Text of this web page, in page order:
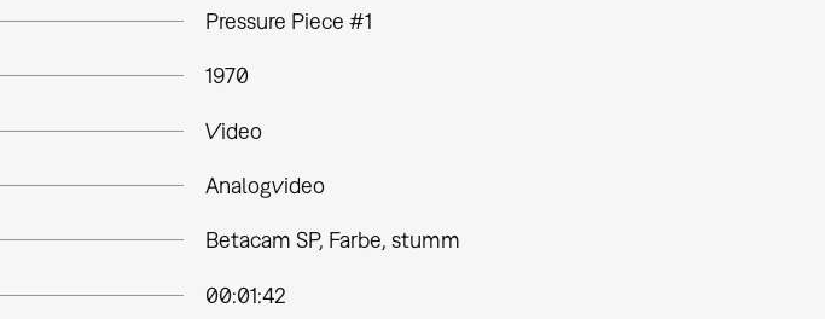
Pressure Piece #1
1970
Video
Analogvideo
Betacam SP, Farbe, stumm
00:01:42